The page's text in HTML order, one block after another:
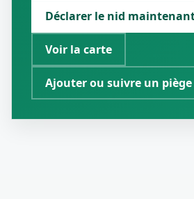
Déclarer le nid
Voir la carte
Ajouter ou suivre un piège